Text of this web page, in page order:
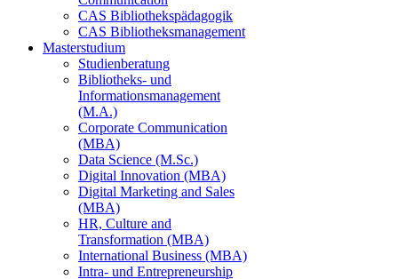
CAS Bibliothekspädagogik
CAS Bibliotheksmanagement
Masterstudium
Studienberatung
Bibliotheks- und
Informationsmanagement
(M.A.)
Corporate Communication
(MBA)
Data Science (M.Sc.)
Digital Innovation (MBA)
Digital Marketing and Sales
(MBA)
HR, Culture and
Transformation (MBA)
International Business (MBA)
Intra- und Entrepreneurship